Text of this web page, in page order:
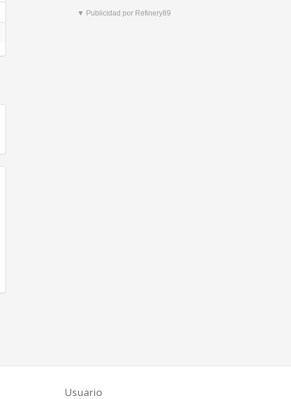
▼ Publicidad por Refinery89
Usuario